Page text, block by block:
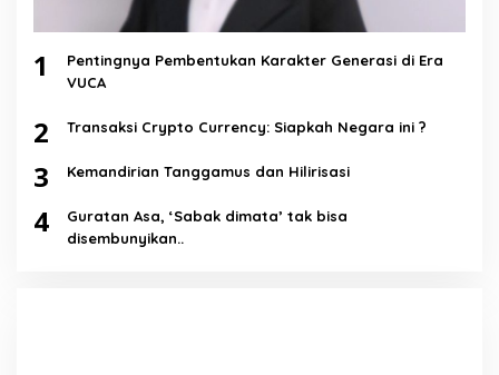
1
Pentingnya Pembentukan Karakter Generasi di Era
VUCA
2 Transaksi Crypto Currency: Siapkah Negara ini ?
3 Kemandirian Tanggamus dan Hilirisasi
4
Guratan Asa, ‘Sabak dimata’ tak bisa
disembunyikan..